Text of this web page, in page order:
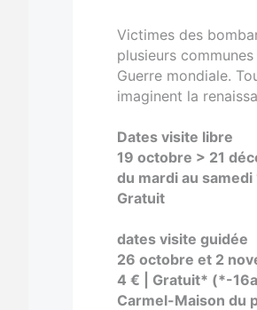
Victimes des
plusieurs
Guerre mondiale.
imaginent la
Dates visite libre
19 octobre > 21
du mardi au samedi
Gratuit
dates visite guidée
26 octobre et 2
4 € | Gratuit* (*-
Carmel-Maison du